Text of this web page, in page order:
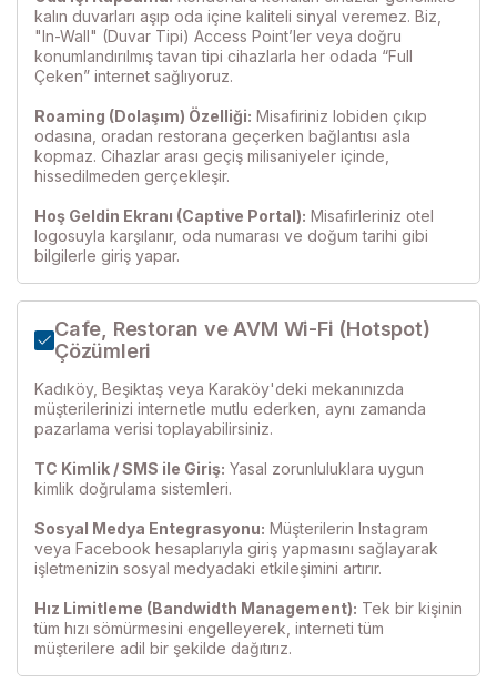
kalın duvarları aşıp oda içine kaliteli sinyal veremez. Biz,
"In-Wall" (Duvar Tipi) Access Point’ler veya doğru
konumlandırılmış tavan tipi cihazlarla her odada “Full
Çeken” internet sağlıyoruz.
Roaming (Dolaşım) Özelliği: Misafiriniz lobiden çıkıp
odasına, oradan restorana geçerken bağlantısı asla
kopmaz. Cihazlar arası geçiş milisaniyeler içinde,
hissedilmeden gerçekleşir.
Hoş Geldin Ekranı (Captive Portal): Misafirleriniz otel
logosuyla karşılanır, oda numarası ve doğum tarihi gibi
bilgilerle giriş yapar.
Cafe, Restoran ve AVM Wi-Fi (Hotspot)
Çözümleri
Kadıköy, Beşiktaş veya Karaköy'deki mekanınızda
müşterilerinizi internetle mutlu ederken, aynı zamanda
pazarlama verisi toplayabilirsiniz.
TC Kimlik / SMS ile Giriş: Yasal zorunluluklara uygun
kimlik doğrulama sistemleri.
Sosyal Medya Entegrasyonu: Müşterilerin Instagram
veya Facebook hesaplarıyla giriş yapmasını sağlayarak
işletmenizin sosyal medyadaki etkileşimini artırır.
Hız Limitleme (Bandwidth Management): Tek bir kişinin
tüm hızı sömürmesini engelleyerek, interneti tüm
müşterilere adil bir şekilde dağıtırız.